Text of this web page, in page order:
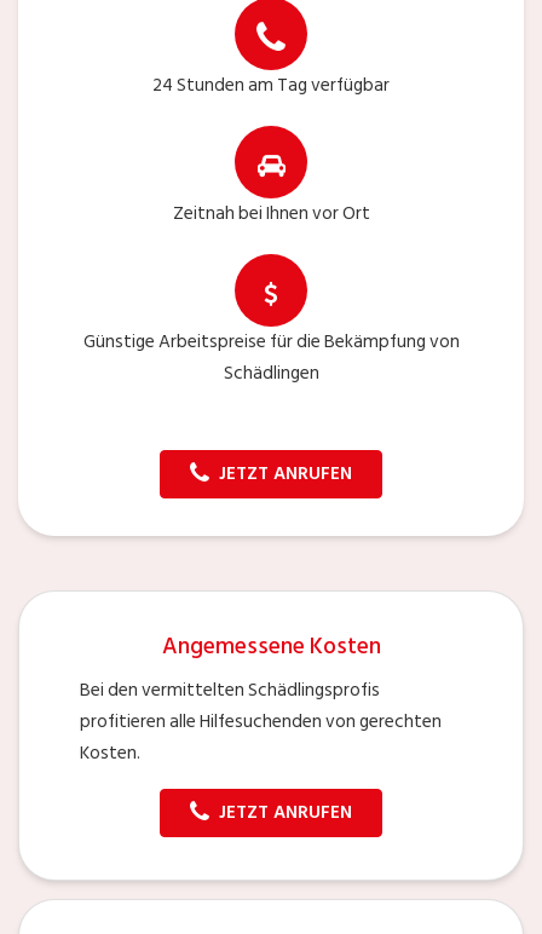
24 Stunden am Tag verfügbar
Zeitnah bei Ihnen vor Ort
Günstige Arbeitspreise für die Bekämpfung von
Schädlingen
JETZT ANRUFEN
Angemessene Kosten
Bei den vermittelten Schädlingsprofis
profitieren alle Hilfesuchenden von gerechten
Kosten.
JETZT ANRUFEN